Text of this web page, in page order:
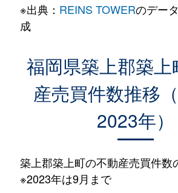
※出典： REINS TOWERのデー
成
福岡県築上郡築上
産売買件数推移
2023年）
築上郡築上町の不動産売買件数
※2023年は9月まで